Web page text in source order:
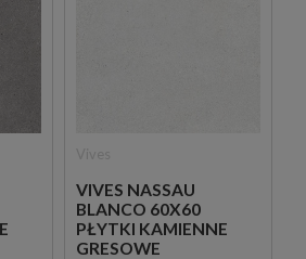
VIVES NASSAU
BLANCO 60X60
PŁYTKI KAMIENNE
GRESOWE